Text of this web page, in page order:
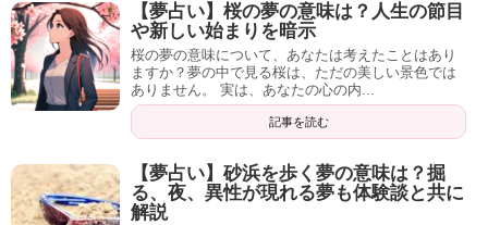
【夢占い】桜の夢の意味は？人生の節目
や新しい始まりを暗示
桜の夢の意味について、あなたは考えたことはあり
ますか？夢の中で見る桜は、ただの美しい景色では
ありません。 実は、あなたの心の内...
記事を読む
【夢占い】砂浜を歩く夢の意味は？掘
る、夜、異性が現れる夢も体験談と共に
解説